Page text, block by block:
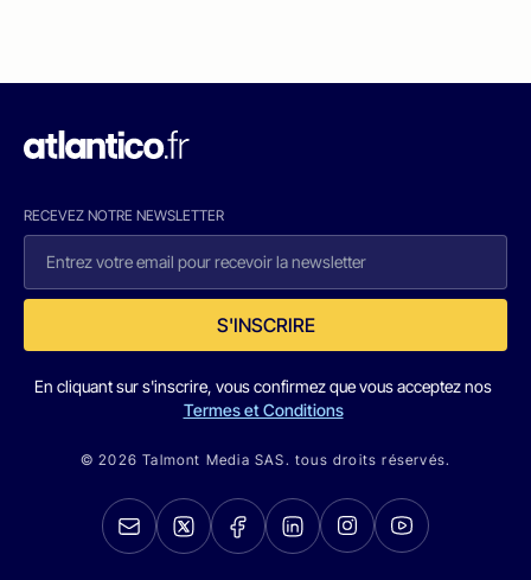
RECEVEZ NOTRE NEWSLETTER
S'INSCRIRE
En cliquant sur s'inscrire, vous confirmez que vous acceptez nos
Termes et Conditions
© 2026 Talmont Media SAS. tous droits réservés.